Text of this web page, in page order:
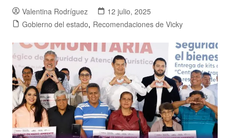
Valentina Rodríguez
12 julio, 2025
Gobierno del estado, Recomendaciones de Vicky